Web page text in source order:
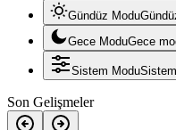
Gündüz Modu
Gece ModuGece
Sistem Modu
Son Gelişmeler